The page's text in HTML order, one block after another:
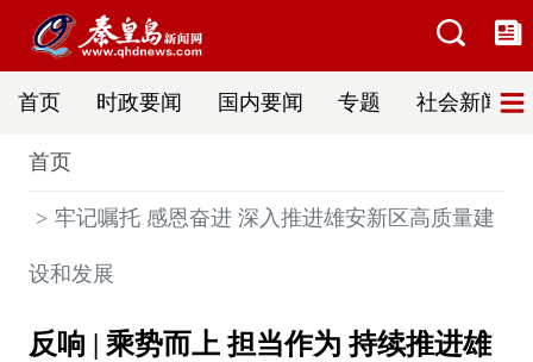
首页 时政要闻 国内要闻 专题 社会新闻
首页
牢记嘱托 感恩奋进 深入推进雄安新区高质量建
设和发展
反响 | 乘势而上 担当作为 持续推进雄